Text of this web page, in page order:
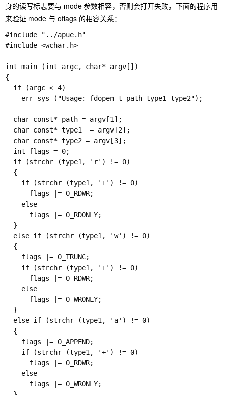
身的读写标志要与 mode 参数相容，否则会打开失败，下面的程序用
来验证 mode 与 oflags 的相容关系：
#include "../apue.h"
#include <wchar.h>
int main (int argc, char* argv[])
{
  if (argc < 4)
    err_sys ("Usage: fdopen_t path type1 type2");
  char const* path = argv[1];
  char const* type1  = argv[2];
  char const* type2 = argv[3];
  int flags = 0;
  if (strchr (type1, 'r') != 0)
  {
    if (strchr (type1, '+') != 0)
      flags |= O_RDWR;
    else
      flags |= O_RDONLY;
  }
  else if (strchr (type1, 'w') != 0)
  {
    flags |= O_TRUNC;
    if (strchr (type1, '+') != 0)
      flags |= O_RDWR;
    else
      flags |= O_WRONLY;
  }
  else if (strchr (type1, 'a') != 0)
  {
    flags |= O_APPEND;
    if (strchr (type1, '+') != 0)
      flags |= O_RDWR;
    else
      flags |= O_WRONLY;